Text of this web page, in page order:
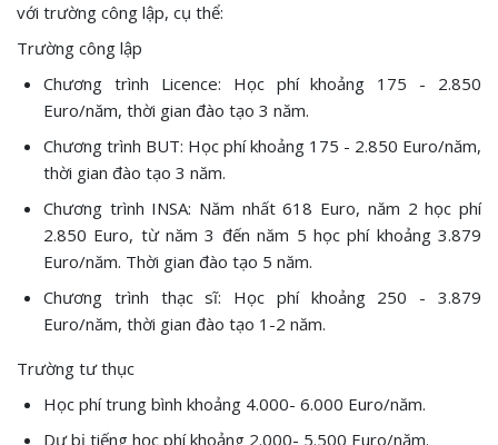
với trường công lập, cụ thể:
Trường công lập
Chương trình Licence: Học phí khoảng 175 - 2.850
Euro/năm, thời gian đào tạo 3 năm.
Chương trình BUT: Học phí khoảng 175 - 2.850 Euro/năm,
thời gian đào tạo 3 năm.
Chương trình INSA: Năm nhất 618 Euro, năm 2 học phí
2.850 Euro, từ năm 3 đến năm 5 học phí khoảng 3.879
Euro/năm. Thời gian đào tạo 5 năm.
Chương trình thạc sĩ: Học phí khoảng 250 - 3.879
Euro/năm, thời gian đào tạo 1-2 năm.
Trường tư thục
Học phí trung bình khoảng 4.000- 6.000 Euro/năm.
Dự bị tiếng học phí khoảng 2.000- 5.500 Euro/năm.